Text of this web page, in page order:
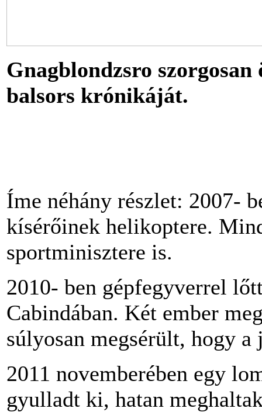
Gnagblondzsro
balsors krónikáját.
Íme néhány részlet: 2007-
kísérőinek helikoptere.
sportminisztere is.
2010- ben gépfegyverrel
Cabindában. Két ember
súlyosan megsérült, hogy
2011 novemberében egy
gyulladt ki, hatan